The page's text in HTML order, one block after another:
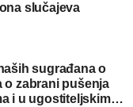
slučajeva
sugrađana o
o zabrani pušenja
i u ugostiteljskim